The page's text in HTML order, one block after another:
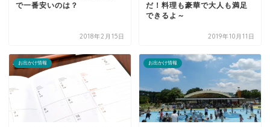
で一番安いのは？
2018年2月15日
だ！料理も豪華で大人も満足
できるよ～
2019年10月11日
お出かけ情報 お出かけ情報